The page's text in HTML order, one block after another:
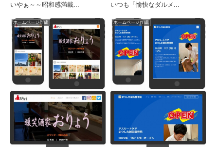
いやぁ～～昭和感満載... いつも「愉快なダルメ...
ホームページ作成 ホームページ作成